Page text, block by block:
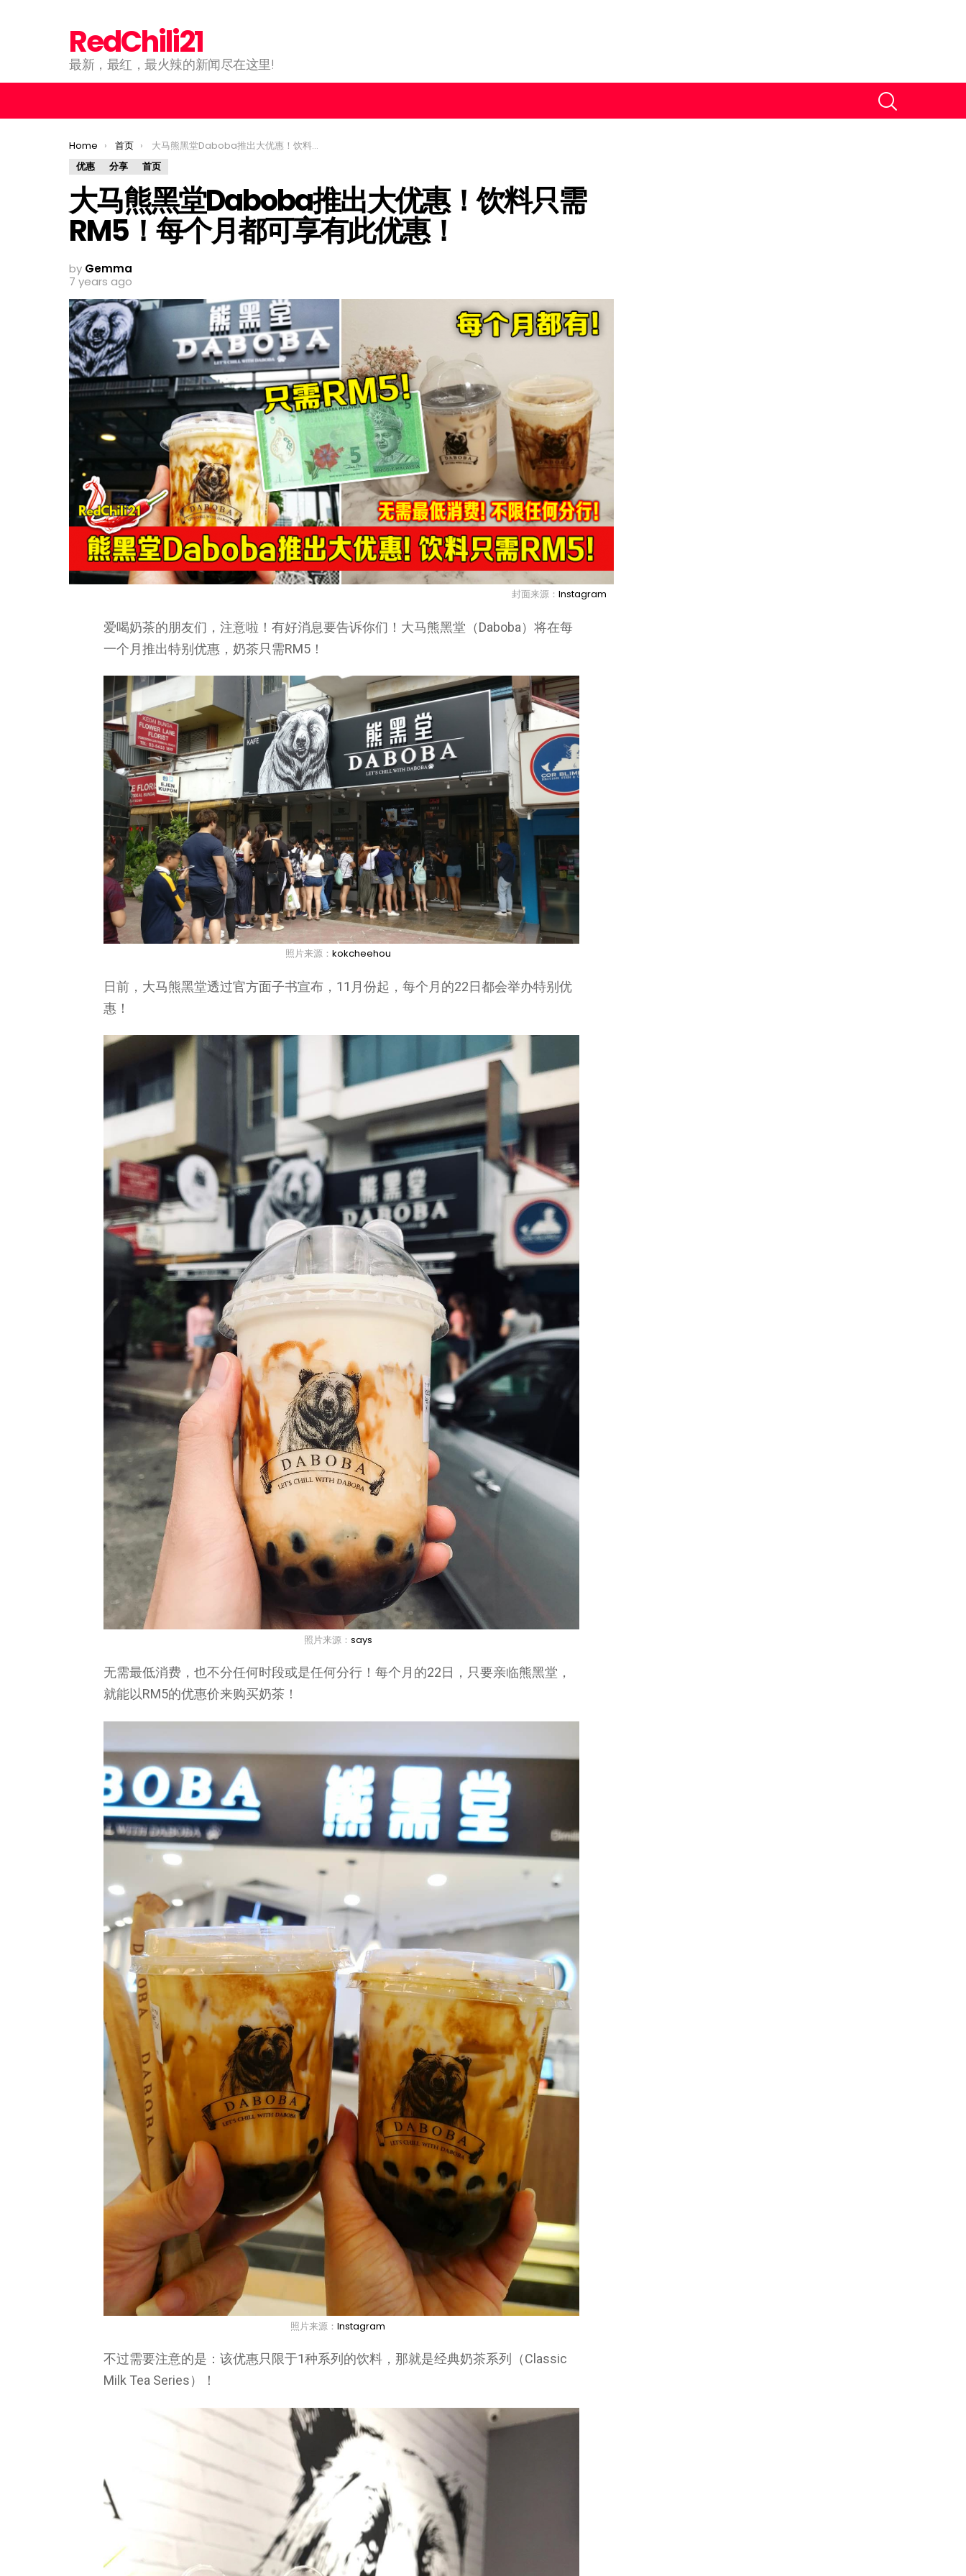
RedChili21
最新，最红，最火辣的新闻尽在这里!
You are here:
Home 首页
大马熊黑堂Daboba推出大优惠！饮料只需RM5！每个月都可享有此优惠！
优惠
分享 首页
大马熊黑堂Daboba推出大优惠！饮料只需
RM5！每个月都可享有此优惠！
by Gemma
7 years ago
封面来源： Instagram
爱喝奶茶的朋友们，注意啦！有好消息要告诉你们！大马熊黑堂（Daboba）将在每
一个月推出特别优惠，奶茶只需RM5！
照片来源： kokcheehou
日前，大马熊黑堂透过官方面子书宣布，11月份起，每个月的22日都会举办特别优
惠！
照片来源： says
无需最低消费，也不分任何时段或是任何分行！每个月的22日，只要亲临熊黑堂，
就能以RM5的优惠价来购买奶茶！
照片来源： Instagram
不过需要注意的是：该优惠只限于1种系列的饮料，那就是经典奶茶系列（Classic
Milk Tea Series）！